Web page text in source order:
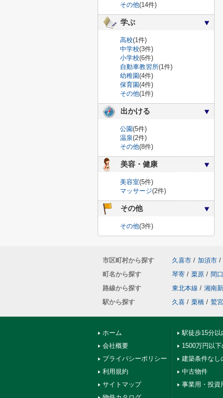
その他(14件)
学ぶ
高校(1件)
中学校(3件)
小学校(6件)
自動車教習所(1件)
幼稚園(4件)
保育園(4件)
その他(1件)
出かける
公園(5件)
温泉(2件)
その他(8件)
美容・健康
美容室(5件)
マッサージ(2件)
その他
その他(3件)
市区町村から探す 久喜市 / 加須市 /
町名から探す
琴寄 / 栗原 / 間口
路線から探す
東北本線 / 湘南
駅から探す
久喜 / 栗橋 / 鷲宮
ホーム
会社概要
プライバシーポリシー
利用規約
サイトマップ
駅徒歩15分以
1500万円以
建築条件なし
中古物件
事業用・投資